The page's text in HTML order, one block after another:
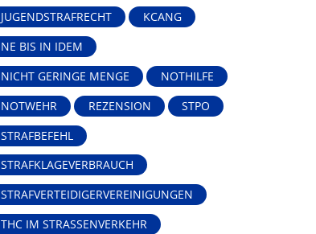
JUGENDSTRAFRECHT
KCANG
NE BIS IN IDEM
NICHT GERINGE MENGE
NOTHILFE
NOTWEHR
REZENSION
STPO
STRAFBEFEHL
STRAFKLAGEVERBRAUCH
STRAFVERTEIDIGERVEREINIGUNGEN
THC IM STRASSENVERKEHR